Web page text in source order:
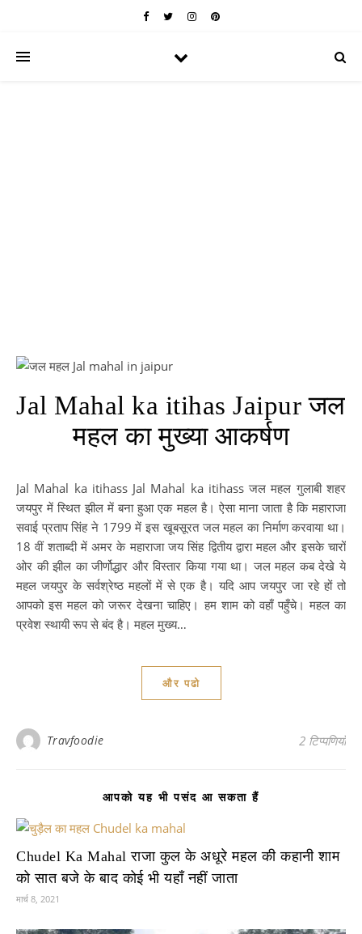
Jal Mahal ka itihas Jaipur जल
महल का मुख्या आकर्षण
Jal Mahal ka itihass Jal Mahal ka itihass जल महल गुलाबी शहर
जयपुर में स्थित झील में बना हुआ एक महल है। ऐसा माना जाता है कि महाराजा
सवाई प्रताप सिंह ने 1799 में इस खूबसूरत जल महल का निर्माण करवाया था।
18 वीं शताब्दी में अमर के महाराजा जय सिंह द्वितीय द्वारा महल और इसके चारों
ओर की झील का जीर्णोद्धार और विस्तार किया गया था। जल महल कब देखे ये
महल जयपुर के सर्वश्रेष्ठ महलों में से एक है। यदि आप जयपुर जा रहे हों तो
आपको इस महल को जरूर देखना चाहिए। हम शाम को वहाँ पहुँचे। महल का
प्रवेश स्थायी रूप से बंद है। महल मुख्य…
और पढो
Travfoodie 2 टिप्पणियाँ
आपको यह भी पसंद आ सकता हैं
Chudel Ka Mahal राजा कुल के अधूरे महल की कहानी शाम
को सात बजे के बाद कोई भी यहाँ नहीं जाता
मार्च 8, 2021